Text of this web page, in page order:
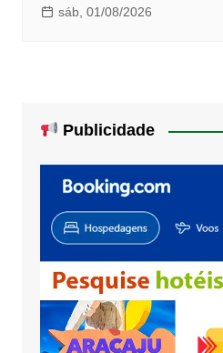
sáb, 01/08/2026
Publicidade